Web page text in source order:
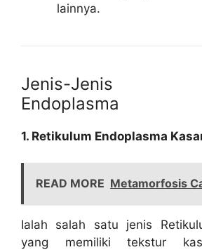
lainnya.
Jenis-Jenis
Endoplasma
1. Retikulum Endoplasma
READ MORE Metamorfosis
Ialah salah satu jenis
yang memiliki tekstur